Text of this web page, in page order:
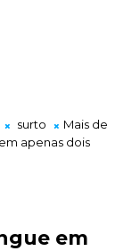
surto
Mais de
apenas dois
em